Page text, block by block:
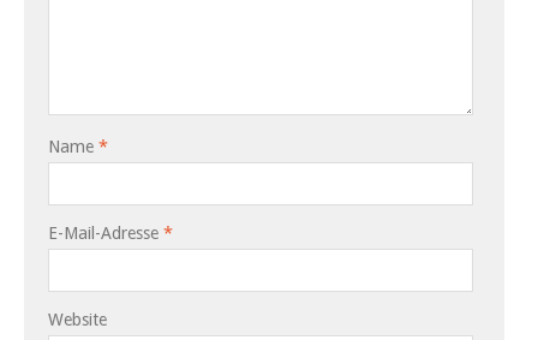
Name *
E-Mail-Adresse *
Website